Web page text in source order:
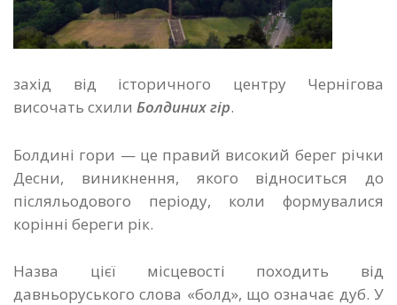
захід від історичного центру Чернігова
височать схили Болдиних гір.
Болдині гори — це правий високий берег річки
Десни, виникнення, якого відноситься до
післяльодового періоду, коли формувалися
корінні береги рік.
Назва цієї місцевості походить від
давньоруського слова «болд», що означає дуб. У